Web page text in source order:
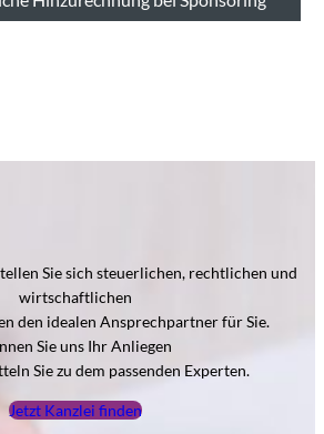
Sie sich steuerlichen, rechtlichen und
wirtschaftlichen
den idealen Ansprechpartner für Sie.
Sie uns Ihr Anliegen
Sie zu dem passenden Experten.
Jetzt Kanzlei finden